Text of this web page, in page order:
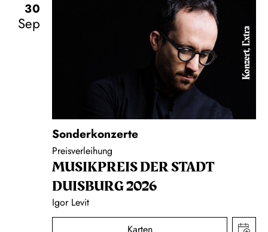
30
Sep
Konzert, Extra
Sonderkonzerte
Preisverleihung
MUSIK­PREIS DER STADT
DUISBURG 2026
Igor Levit
Karten